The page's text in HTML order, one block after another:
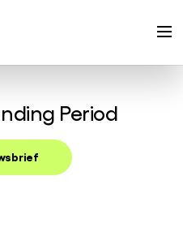
Period